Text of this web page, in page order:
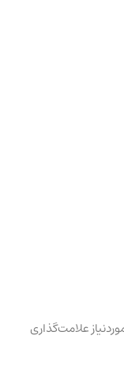
علامت‌گذاری